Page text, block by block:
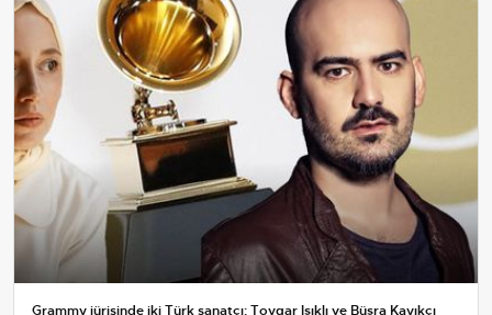
Grammy jürisinde iki Türk sanatçı: Toygar Işıklı ve Büşra Kayıkçı